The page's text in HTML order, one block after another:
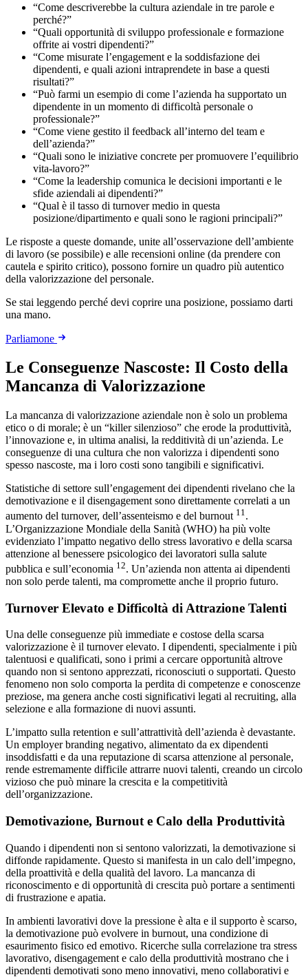
“Come descriverebbe la cultura aziendale in tre parole e
perché?”
“Quali opportunità di sviluppo professionale e formazione
offrite ai vostri dipendenti?”
“Come misurate l’engagement e la soddisfazione dei
dipendenti, e quali azioni intraprendete in base a questi
risultati?”
“Può farmi un esempio di come l’azienda ha supportato un
dipendente in un momento di difficoltà personale o
professionale?”
“Come viene gestito il feedback all’interno del team e
dell’azienda?”
“Quali sono le iniziative concrete per promuovere l’equilibrio
vita-lavoro?”
“Come la leadership comunica le decisioni importanti e le
sfide aziendali ai dipendenti?”
“Qual è il tasso di turnover medio in questa
posizione/dipartimento e quali sono le ragioni principali?”
Le risposte a queste domande, unite all’osservazione dell’ambiente
di lavoro (se possibile) e alle recensioni online (da prendere con
cautela e spirito critico), possono fornire un quadro più autentico
della valorizzazione del personale.
Se stai leggendo perché devi coprire una posizione, possiamo darti
una mano.
Parliamone
Le Conseguenze Nascoste: Il Costo della
Mancanza di Valorizzazione
La mancanza di valorizzazione aziendale non è solo un problema
etico o di morale; è un “killer silenzioso” che erode la produttività,
l’innovazione e, in ultima analisi, la redditività di un’azienda. Le
conseguenze di una cultura che non valorizza i dipendenti sono
spesso nascoste, ma i loro costi sono tangibili e significativi.
Statistiche di settore sull’engagement dei dipendenti rivelano che la
demotivazione e il disengagement sono direttamente correlati a un
aumento del turnover, dell’assenteismo e del burnout 11.
L’Organizzazione Mondiale della Sanità (WHO) ha più volte
evidenziato l’impatto negativo dello stress lavorativo e della scarsa
attenzione al benessere psicologico dei lavoratori sulla salute
pubblica e sull’economia 12. Un’azienda non attenta ai dipendenti
non solo perde talenti, ma compromette anche il proprio futuro.
Turnover Elevato e Difficoltà di Attrazione Talenti
Una delle conseguenze più immediate e costose della scarsa
valorizzazione è il turnover elevato. I dipendenti, specialmente i più
talentuosi e qualificati, sono i primi a cercare opportunità altrove
quando non si sentono apprezzati, riconosciuti o supportati. Questo
fenomeno non solo comporta la perdita di competenze e conoscenze
preziose, ma genera anche costi significativi legati al recruiting, alla
selezione e alla formazione di nuovi assunti.
L’impatto sulla retention e sull’attrattività dell’azienda è devastante.
Un employer branding negativo, alimentato da ex dipendenti
insoddisfatti e da una reputazione di scarsa attenzione al personale,
rende estremamente difficile attrarre nuovi talenti, creando un circolo
vizioso che può minare la crescita e la competitività
dell’organizzazione.
Demotivazione, Burnout e Calo della Produttività
Quando i dipendenti non si sentono valorizzati, la demotivazione si
diffonde rapidamente. Questo si manifesta in un calo dell’impegno,
della proattività e della qualità del lavoro. La mancanza di
riconoscimento e di opportunità di crescita può portare a sentimenti
di frustrazione e apatia.
In ambienti lavorativi dove la pressione è alta e il supporto è scarso,
la demotivazione può evolvere in burnout, una condizione di
esaurimento fisico ed emotivo. Ricerche sulla correlazione tra stress
lavorativo, disengagement e calo della produttività mostrano che i
dipendenti demotivati sono meno innovativi, meno collaborativi e